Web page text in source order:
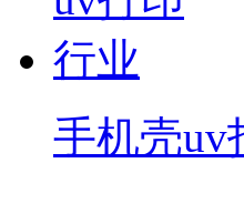
手机壳uv